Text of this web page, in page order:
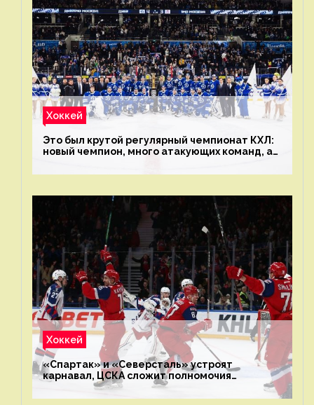
Хоккей
Это был крутой регулярный чемпионат КХЛ:
новый чемпион, много атакующих команд, а
Хоккей
«Спартак» и «Северсталь» устроят
карнавал, ЦСКА сложит полномочия
чемпиона. Превью первого раунда плей-офф
на Западе